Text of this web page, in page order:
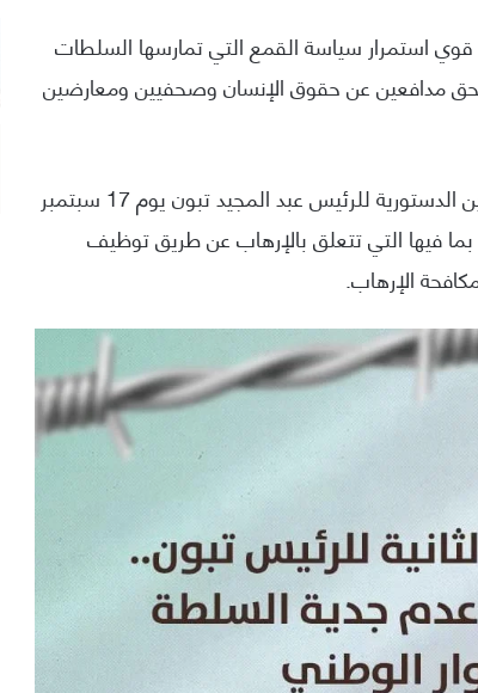
استمرار سياسة القمع التي تمارسها السلطات
مدافعين عن حقوق الإنسان وصحفيين ومعارضين
حيث رصدت منظمة “شعاع” خلال الشهر الأخير، أي منذ أداء اليمين الدستورية للرئيس عبد المجيد تبون يوم 17 سبتمبر
وُجهت لهم تهم عدة، بما فيها التي تتعلق بالإرهاب عن طريق توظيف